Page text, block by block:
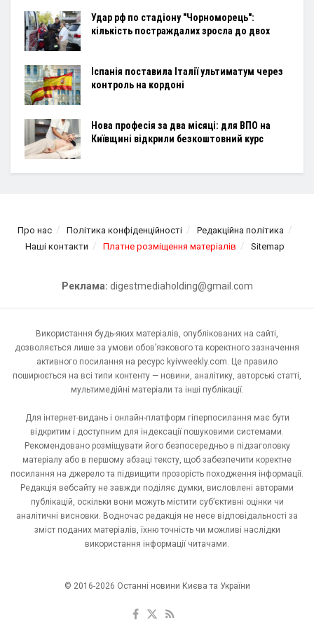
Удар рф по стадіону "Чорноморець":
кількість постраждалих зросла до двох
Іспанія поставила Італії ультиматум через
контроль на кордоні
Нова професія за два місяці: для ВПО на
Київщині відкрили безкоштовний курс
Про нас Політика конфіденційності
Редакційна політика
Наші контакти
Платне розміщення матеріалів Sitemap
Реклама: digestmediaholding@gmail.com
Використання будь-яких матеріалів, опублікованих на сайті,
дозволяється лише за умови обов’язкового та коректного зазначення
активного посилання на ресурс kyivweekly.com. Це правило
поширюється на всі типи контенту — новини, аналітику, авторські статті,
мультимедійні матеріали та інші публікації.
Для інтернет-видань і онлайн-платформ гіперпосилання має бути
відкритим і доступним для індексації пошуковими системами.
Рекомендовано розміщувати його безпосередньо в підзаголовку
матеріалу або в першому абзаці тексту, щоб забезпечити коректне
посилання на джерело та підвищити прозорість походження інформації.
Редакція вебсайту не завжди поділяє думки, висловлені авторами
публікацій, оскільки вони можуть містити суб’єктивні оцінки чи
аналітичні висновки. Водночас редакція не несе відповідальності за
зміст поданих матеріалів, їхню точність чи можливі наслідки
використання інформації читачами.
© 2016-2026 Останні новини Києва та України